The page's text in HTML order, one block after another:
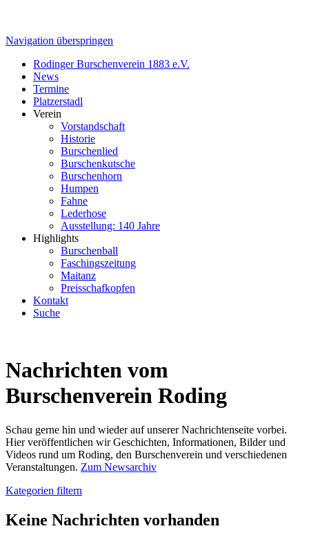
Navigation überspringen
Rodinger Burschenverein 1883 e.V.
News
Termine
Platzerstadl
Verein
Vorstandschaft
Historie
Burschenlied
Burschenkutsche
Burschenhorn
Humpen
Fahne
Lederhose
Ausstellung: 140 Jahre
Highlights
Burschenball
Faschingszeitung
Maitanz
Preisschafkopfen
Kontakt
Suche
Nachrichten vom
Burschenverein Roding
Schau gerne hin und wieder auf unserer Nachrichtenseite vorbei.
Hier veröffentlichen wir Geschichten, Informationen, Bilder und
Videos rund um Roding, den Burschenverein und verschiedenen
Veranstaltungen. Zum Newsarchiv
Kategorien filtern
Keine Nachrichten vorhanden